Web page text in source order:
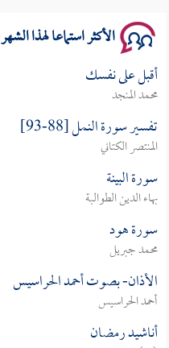
الأكثر استماعا لهذا الشهر
أقبل على نفسك
محمد المنجد
تفسير سورة النمل [88-93]
المنتصر الكتاني
سورة البينة
بهاء الدين الطوالبة
سورة هود
محمد جبريل
الأذان- بصوت أحمد الحراسيس
أحمد الحراسيس
أناشيد رمضان